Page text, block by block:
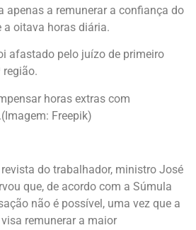
apenas a remunerar a confiança do
a oitava horas diária.
afastado pelo juízo de primeiro
região.
horas extras com
Freepik)
do trabalhador, ministro José
que, de acordo com a Súmula
não é possível, uma vez que a
remunerar a maior